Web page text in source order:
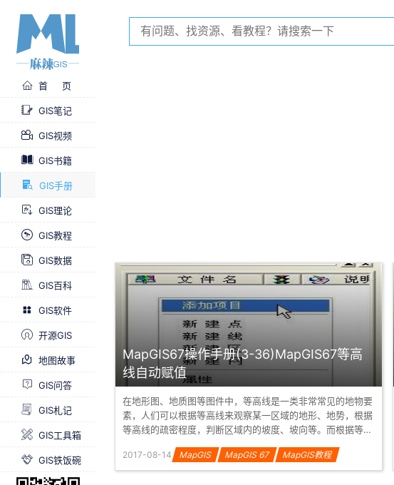
首 页
GIS笔记
GIS视频
GIS书籍
GIS手册
GIS理论
GIS教程
GIS数据
GIS百科
GIS软件
开源GIS
地图故事
GIS问答
GIS札记
GIS工具箱
GIS铁饭碗
MapGIS67操作手册(3-36)MapGIS67等高
线自动赋值
在地形图、地质图等图件中，等高线是一类非常常见的地物要
素，人们可以根据等高线来观察某一区域的地形、地势，根据
等高线的疏密程度，判断区域内的坡度、坡向等。而根据等高
2017-08-14 MapGIS MapGIS 67 MapGIS教程